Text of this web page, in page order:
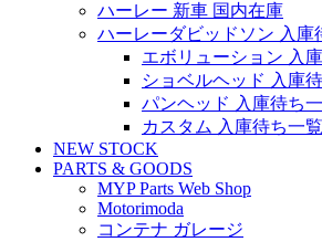
ハーレー 新車 国内在庫
ハーレーダビッドソン 入庫
エボリューション 入
ショベルヘッド 入庫
パンヘッド 入庫待ち
カスタム 入庫待ち一覧
NEW STOCK
PARTS & GOODS
MYP Parts Web Shop
Motorimoda
コンテナ ガレージ